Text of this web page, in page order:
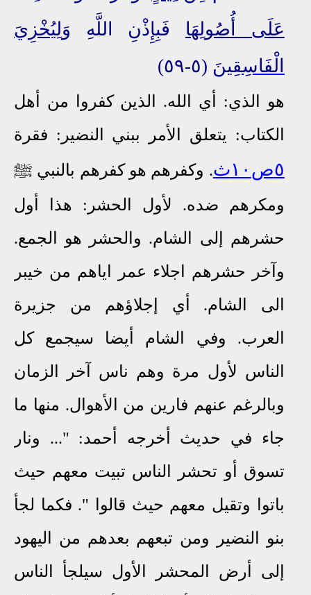
عَلَى أُصُولِهَا فَبِإِذْنِ اللَّهِ وَلِيُخْزِيَ
الْفَاسِقِينَ (٥-٥٩)
هو الذي: أي الله.
الذين كفروا من أهل
الكتاب: يتعلق الأمر ببني النضير : فقرة
٥ص١٠ث . وكفرهم هو كفرهم بالنبي ﷺ
ومكرهم ضده. لأول الحشر: هذا أول
حشرهم إلى الشام. والحشر هو الجمع.
وآخر حشرهم اجلاء عمر اياهم من خيبر
الى الشام. أي إجلاؤهم من جزيرة
العرب. وفي الشام أيضا سيجمع كل
الناس لأول مرة وهم ناس آخر الزمان
وبالرغم عنهم فارين من الأهوال. منها ما
جاء في حديث أخرجه أحمد: "... ونار
تسوق أو تحشر الناس تبيت معهم حيث
باتوا وتقيل معهم حيث قالوا ". فكما لجأ
بنو النضير ومن تبعهم بعدهم من اليهود
إلى أرض المحشر الأول سيلجأ الناس